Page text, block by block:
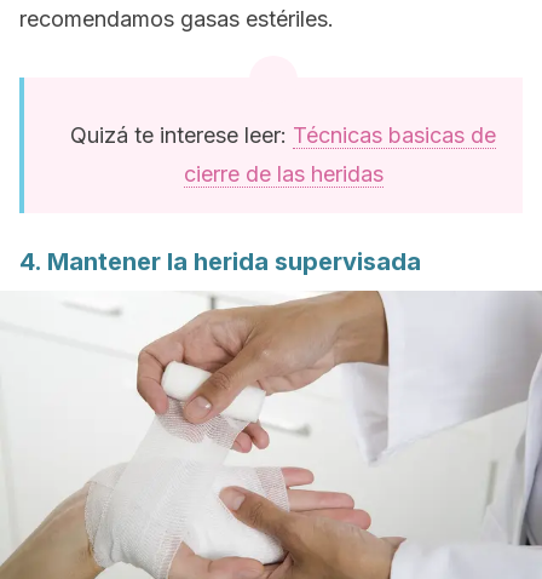
recomendamos gasas estériles.
Quizá te interese leer: Técnicas basicas de
cierre de las heridas
4. Mantener la herida supervisada